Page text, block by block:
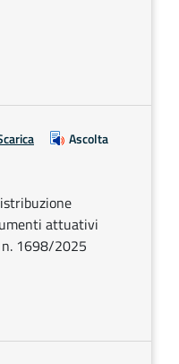
Ascolta
attuativi
n. 1698/2025